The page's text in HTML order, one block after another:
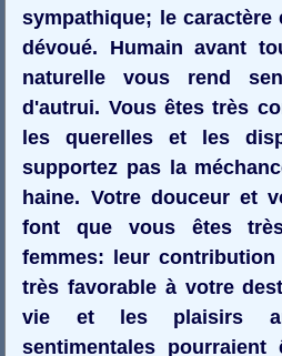
sympathique; le caractère
dévoué. Humain avant
naturelle vous rend
d'autrui. Vous êtes très
les querelles et les
supportez pas la
haine. Votre douceur et
font que vous êtes
femmes: leur
très favorable à votre
vie et les plaisirs
sentimentales pourraient